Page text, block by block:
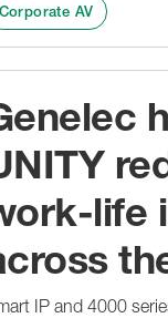
AV
life
IP and 4000